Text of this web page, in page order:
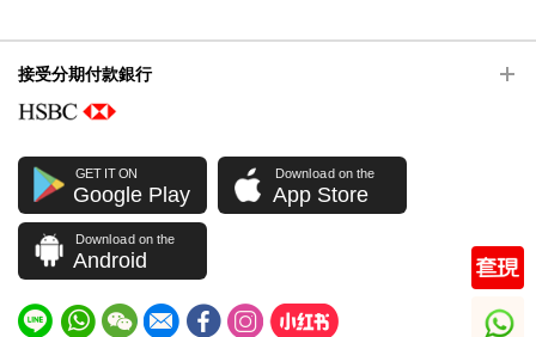
接受分期付款銀行
GET IT ON
Google Play
Download on the
App Store
Download on the
Android